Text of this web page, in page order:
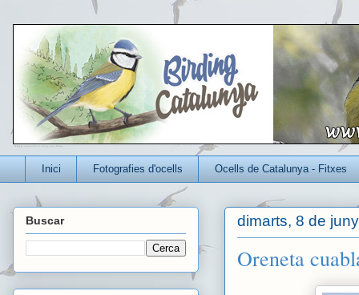
Un blog per conèixer millor els ocells que viuen a Catalunya
Inici Fotografies d'ocells Ocells de Catalunya - Fitxes
dimarts, 8 de
Oreneta
Buscar